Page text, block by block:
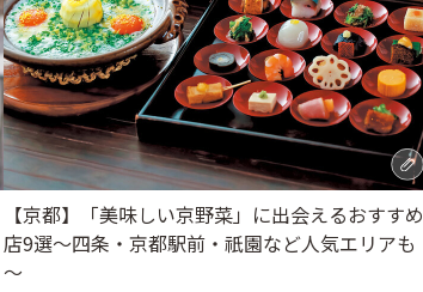
【京都】「美味しい京野菜」に出会えるおすすめ
店9選～四条・京都駅前・祇園など人気エリアも
～